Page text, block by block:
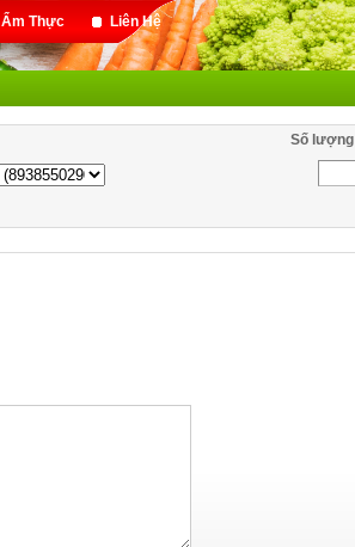
Ẩm Thực Liên Hệ
Số lượng